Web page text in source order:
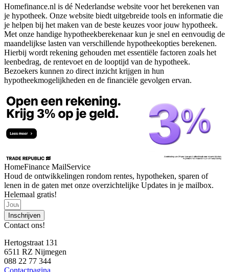
Homefinance.nl is dé Nederlandse website voor het berekenen van
je hypotheek. Onze website biedt uitgebreide tools en informatie die
je helpen bij het maken van de beste keuzes voor jouw hypotheek.
Met onze handige hypotheekberekenaar kun je snel en eenvoudig de
maandelijkse lasten van verschillende hypotheekopties berekenen.
Hierbij wordt rekening gehouden met essentiële factoren zoals het
leenbedrag, de rentevoet en de looptijd van de hypotheek.
Bezoekers kunnen zo direct inzicht krijgen in hun
hypotheekmogelijkheden en de financiële gevolgen ervan.
HomeFinance MailService
Houd de ontwikkelingen rondom rentes, hypotheken, sparen of
lenen in de gaten met onze overzichtelijke Updates in je mailbox.
Helemaal gratis!
Inschrijven
Contact ons!
Hertogstraat 131
6511 RZ Nijmegen
088 22 77 344
Contactpagina